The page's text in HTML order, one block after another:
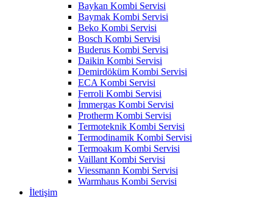
Baykan Kombi Servisi
Baymak Kombi Servisi
Beko Kombi Servisi
Bosch Kombi Servisi
Buderus Kombi Servisi
Daikin Kombi Servisi
Demirdöküm Kombi Servisi
ECA Kombi Servisi
Ferroli Kombi Servisi
İmmergas Kombi Servisi
Protherm Kombi Servisi
Termoteknik Kombi Servisi
Termodinamik Kombi Servisi
Termoakım Kombi Servisi
Vaillant Kombi Servisi
Viessmann Kombi Servisi
Warmhaus Kombi Servisi
İletişim